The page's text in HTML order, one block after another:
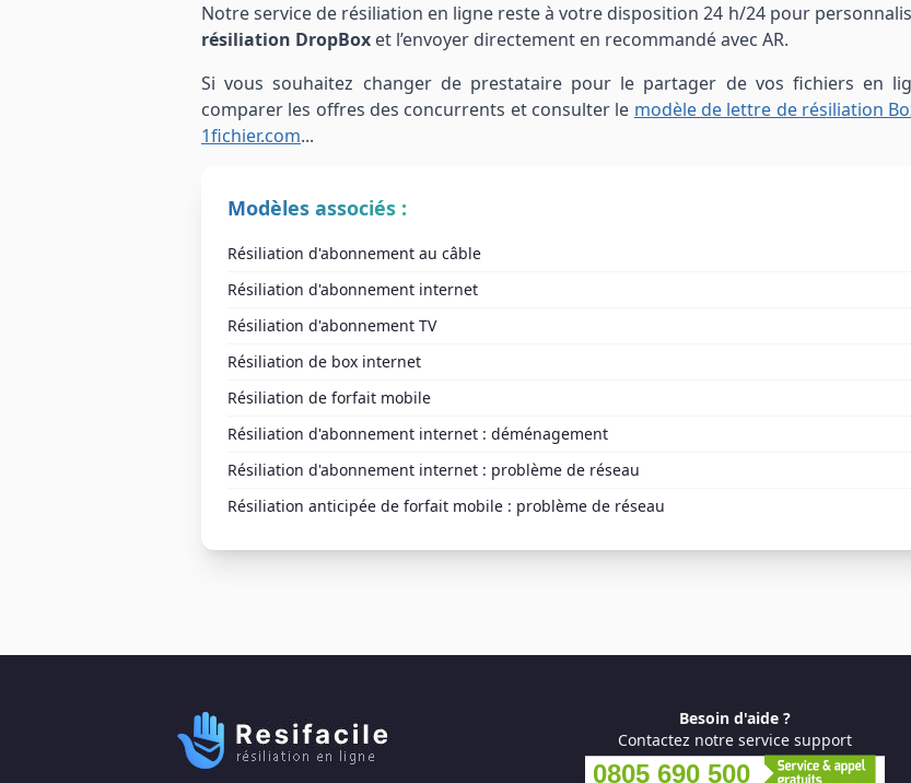
Notre service de résiliation en ligne reste à votre disposition 24 h/24 pour
résiliation DropBox et l’envoyer directement en recommandé avec AR.
Si vous souhaitez changer de prestataire pour le partager de vos fichiers en
comparer les offres des concurrents et consulter le modèle de lettre de résiliation
1fichier.com...
Modèles associés :
Résiliation d'abonnement au câble
Résiliation d'abonnement internet
Résiliation d'abonnement TV
Résiliation de box internet
Résiliation de forfait mobile
Résiliation d'abonnement internet : déménagement
Résiliation d'abonnement internet : problème de réseau
Résiliation anticipée de forfait mobile : problème de réseau
Besoin d'aide ?
Contactez notre service support
0805 690 500